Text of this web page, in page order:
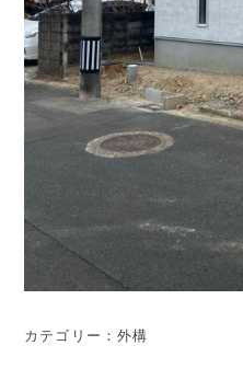
カテゴリー：外構